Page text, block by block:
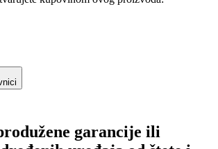
garancije ili